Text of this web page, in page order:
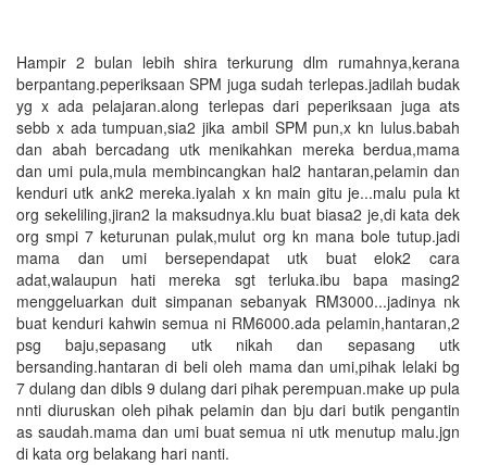
Hampir 2 bulan lebih shira terkurung dlm rumahnya,kerana
berpantang.peperiksaan SPM juga sudah terlepas.jadilah budak
yg x ada pelajaran.along terlepas dari peperiksaan juga ats
sebb x ada tumpuan,sia2 jika ambil SPM pun,x kn lulus.babah
dan abah bercadang utk menikahkan mereka berdua,mama
dan umi pula,mula membincangkan hal2 hantaran,pelamin dan
kenduri utk ank2 mereka.iyalah x kn main gitu je...malu pula kt
org sekeliling,jiran2 la maksudnya.klu buat biasa2 je,di kata dek
org smpi 7 keturunan pulak,mulut org kn mana bole tutup.jadi
mama dan umi bersependapat utk buat elok2 cara
adat,walaupun hati mereka sgt terluka.ibu bapa masing2
menggeluarkan duit simpanan sebanyak RM3000...jadinya nk
buat kenduri kahwin semua ni RM6000.ada pelamin,hantaran,2
psg baju,sepasang utk nikah dan sepasang utk
bersanding.hantaran di beli oleh mama dan umi,pihak lelaki bg
7 dulang dan dibls 9 dulang dari pihak perempuan.make up pula
nnti diuruskan oleh pihak pelamin dan bju dari butik pengantin
as saudah.mama dan umi buat semua ni utk menutup malu.jgn
di kata org belakang hari nanti.